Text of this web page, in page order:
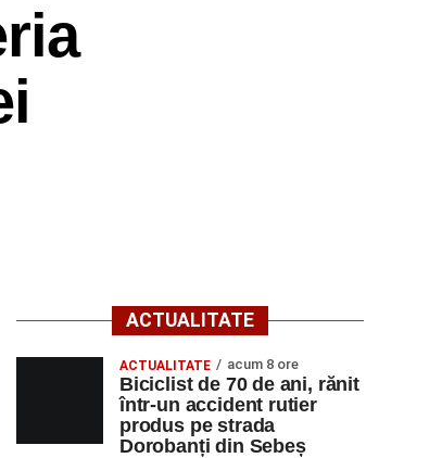
ACTUALITATE
ACTUALITATE acum 8 ore
Biciclist de 70 de ani, rănit
într-un accident rutier
produs pe strada
Dorobanți din Sebeș